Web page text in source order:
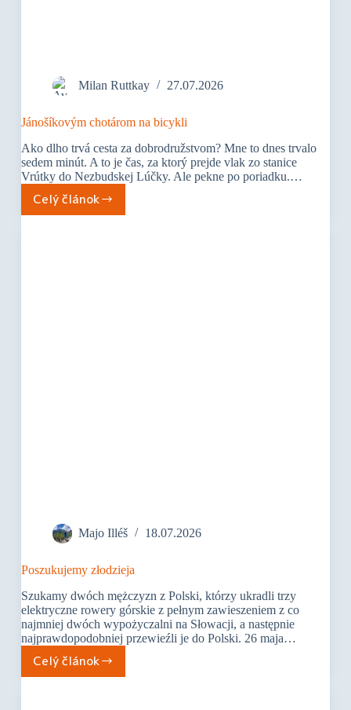
Milan Ruttkay 27.07.2026
Jánošíkovým chotárom na bicykli
Ako dlho trvá cesta za dobrodružstvom? Mne to dnes trvalo
sedem minút. A to je čas, za ktorý prejde vlak zo stanice
Vrútky do Nezbudskej Lúčky. Ale pekne po poriadku.…
Celý článok
Majo Illéš 18.07.2026
Poszukujemy złodzieja
Szukamy dwóch mężczyzn z Polski, którzy ukradli trzy
elektryczne rowery górskie z pełnym zawieszeniem z co
najmniej dwóch wypożyczalni na Słowacji, a następnie
najprawdopodobniej przewieźli je do Polski. 26 maja…
Celý článok